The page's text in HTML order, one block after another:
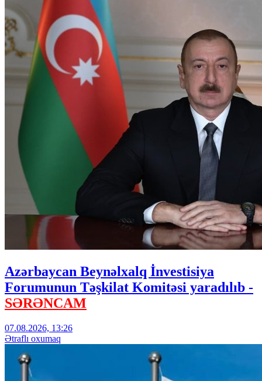
Azərbaycan Beynəlxalq İnvestisiya
Forumunun Təşkilat Komitəsi yaradılıb -
SƏRƏNCAM
07.08.2026, 13:26
Ətraflı oxumaq